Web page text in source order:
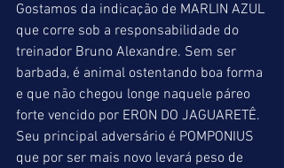
Gostamos da indicação de MARLIN AZUL
que corre sob a responsabilidade do
treinador Bruno Alexandre. Sem ser
barbada, é animal ostentando boa forma
e que não chegou longe naquele páreo
forte vencido por ERON DO JAGUARETÊ.
Seu principal adversário é POMPONIUS
que por ser mais novo levará peso de